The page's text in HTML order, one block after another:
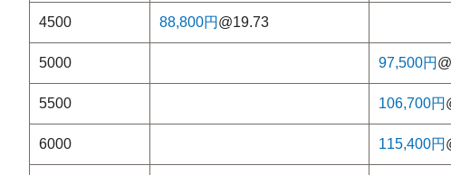
4500 88,800円 @19.73
5000 97,500円
5500 106,700円
6000 115,400円